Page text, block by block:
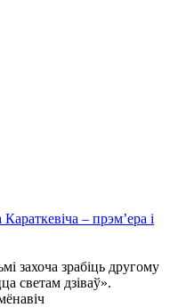
– прэм’ера і
захоча зрабіць другому
светам дзіваў».